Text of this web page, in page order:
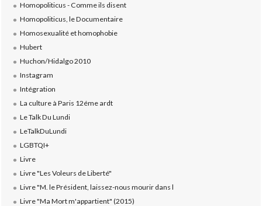
Homopoliticus - Comme ils disent
Homopoliticus, le Documentaire
Homosexualité et homophobie
Hubert
Huchon/Hidalgo 2010
Instagram
Intégration
La culture à Paris 12éme ardt
Le Talk Du Lundi
LeTalkDuLundi
LGBTQI+
Livre
Livre "Les Voleurs de Liberté"
Livre "M. le Président, laissez-nous mourir dans l
Livre "Ma Mort m'appartient" (2015)